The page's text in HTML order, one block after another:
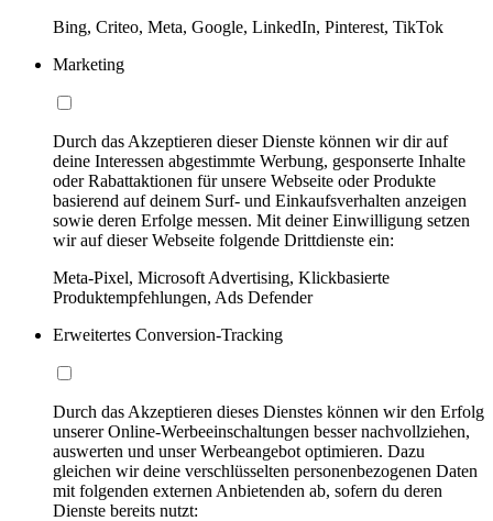
Bing, Criteo, Meta, Google, LinkedIn, Pinterest, TikTok
Marketing
Durch das Akzeptieren dieser Dienste können wir dir auf
deine Interessen abgestimmte Werbung, gesponserte Inhalte
oder Rabattaktionen für unsere Webseite oder Produkte
basierend auf deinem Surf- und Einkaufsverhalten anzeigen
sowie deren Erfolge messen. Mit deiner Einwilligung setzen
wir auf dieser Webseite folgende Drittdienste ein:
Meta-Pixel, Microsoft Advertising, Klickbasierte
Produktempfehlungen, Ads Defender
Erweitertes Conversion-Tracking
Durch das Akzeptieren dieses Dienstes können wir den Erfolg
unserer Online-Werbeeinschaltungen besser nachvollziehen,
auswerten und unser Werbeangebot optimieren. Dazu
gleichen wir deine verschlüsselten personenbezogenen Daten
mit folgenden externen Anbietenden ab, sofern du deren
Dienste bereits nutzt: